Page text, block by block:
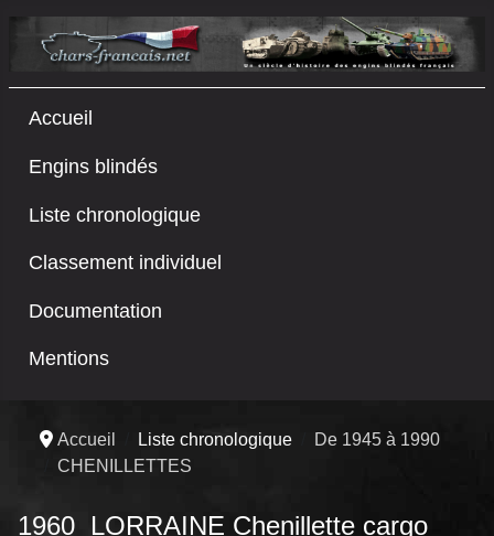
Accueil
Engins blindés
Liste chronologique
Classement individuel
Documentation
Mentions
Accueil Liste chronologique
De 1945 à 1990
CHENILLETTES
1960 LORRAINE Chenillette cargo